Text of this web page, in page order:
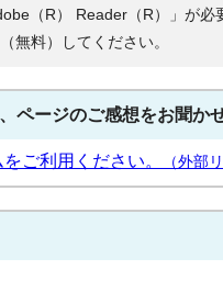
（R） Reader（R）」が必
無料）してください。
ページのご感想をお聞か
ご利用ください。 （外部